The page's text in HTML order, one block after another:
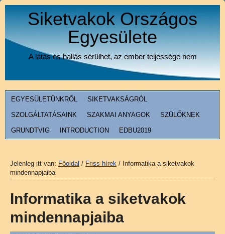
Siketvakok Országos
Egyesülete
A látás és hallás sérülhet, az ember teljessége nem
EGYESÜLETÜNKRŐL SIKETVAKSÁGRÓL
SZOLGÁLTATÁSAINK SZAKMAI ANYAGOK SZÜLŐKNEK
GRUNDTVIG INTRODUCTION EDBU2019
Jelenleg itt van: Főoldal / Friss hírek / Informatika a siketvakok
mindennapjaiba
Informatika a siketvakok
mindennapjaiba